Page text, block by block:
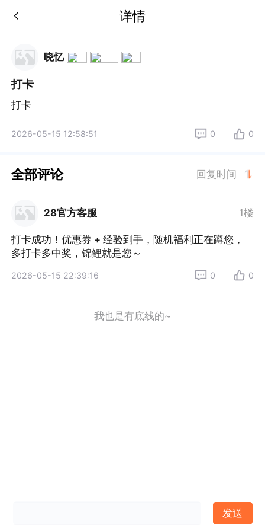
详情
晓忆
打卡
打卡
2026-05-15 12:58:51 0 0
全部评论 回复时间
28官方客服 1楼
打卡成功！优惠券 + 经验到手，随机福利正在蹲您，
多打卡多中奖，锦鲤就是您～
2026-05-15 22:39:16 0 0
我也是有底线的~
发送